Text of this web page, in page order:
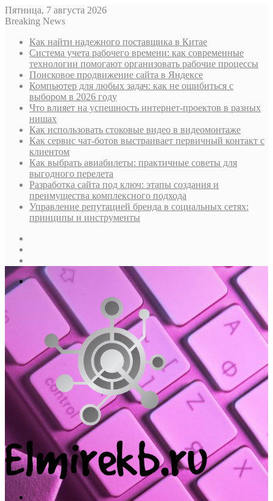
Пятница, 7 августа 2026
Breaking News
Как найти надежного поставщика в Китае
Система учета рабочего времени: как современные
технологии помогают организовать рабочие процессы
Поисковое продвижение сайта в Яндексе
Компьютер для любых задач: как не ошибиться с
выбором в 2026 году
Что влияет на успешность интернет-проектов в разных
нишах
Как использовать стоковые видео в видеомонтаже
Как сервис чат-ботов выстраивает первичный контакт с
клиентом
Как выбрать авиабилеты: практичные советы для
выгодного перелета
Разработка сайта под ключ: этапы создания и
преимущества комплексного подхода
Управление репутацией бренда в социальных сетях:
принципы и инструменты
Меню
Поиск...